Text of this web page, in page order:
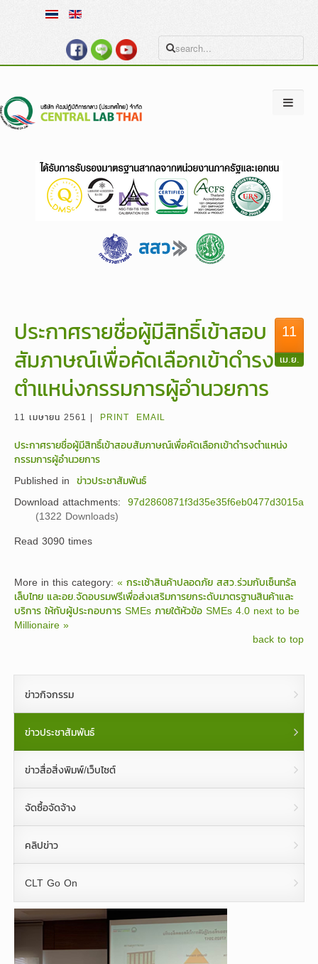
11
เม.ย.
ประกาศรายชื่อผู้มีสิทธิ์เข้าสอบ
สัมภาษณ์เพื่อคัดเลือกเข้าดำรง
ตำแหน่งกรรมการผู้อำนวยการ
11 เมษายน 2561 | PRINT EMAIL
ประกาศรายชื่อผู้มีสิทธิ์เข้าสอบสัมภาษณ์เพื่อคัดเลือกเข้าดำรงตำแหน่ง
กรรมการผู้อำนวยการ
Published in ข่าวประชาสัมพันธ์
Download attachments: 97d2860871f3d35e35f6eb0477d3015a
(1322 Downloads)
Read 3090 times
More in this category: « กระเช้าสินค้าปลอดภัย สสว.ร่วมกับเซ็นทรัล
เล็บไทย และอย.จัดอบรมฟรีเพื่อส่งเสริมการยกระดับมาตรฐานสินค้าและ
บริการ ให้กับผู้ประกอบการ SMEs ภายใต้หัวข้อ SMEs 4.0 next to be
Millionaire »
back to top
ข่าวกิจกรรม
ข่าวประชาสัมพันธ์
ข่าวสื่อสิ่งพิมพ์/เว็บไซต์
จัดซื้อจัดจ้าง
คลิปข่าว
CLT Go On